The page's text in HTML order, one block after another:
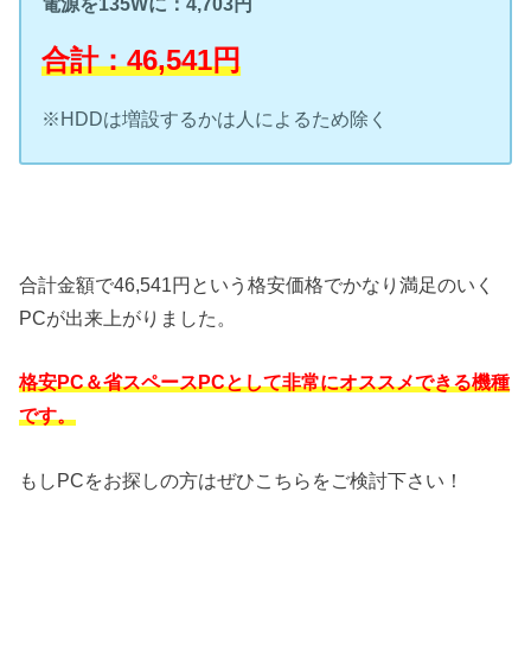
合計：46,541円
※HDDは増設するかは人によるため除く
合計金額で46,541円という格安価格でかなり満足のいく
PCが出来上がりました。
格安PC＆省スペースPCとして非常にオススメできる機種
です。
もしPCをお探しの方はぜひこちらをご検討下さい！